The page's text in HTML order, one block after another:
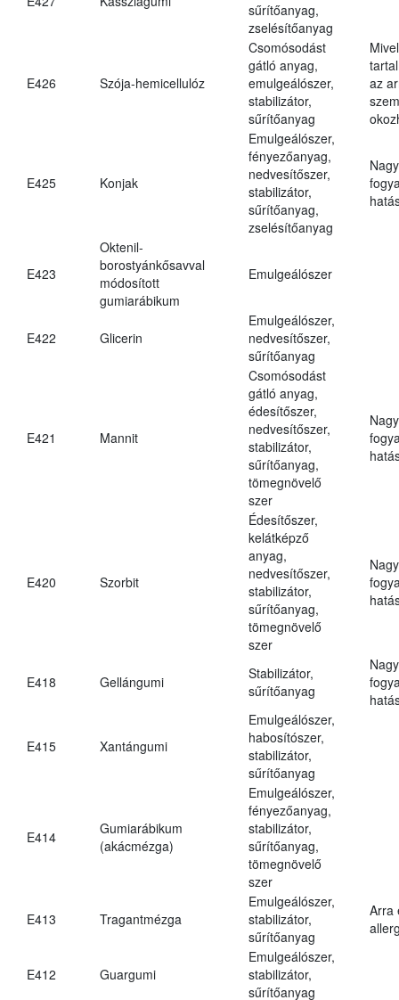
sűrítőanyag,
zselésítőanyag
E426 Szója-hemicellulóz
Csomósodást
gátló anyag,
emulgeálószer,
stabilizátor,
sűrítőanyag
az
E425 Konjak
Emulgeálószer,
fényezőanyag,
nedvesítőszer,
stabilizátor,
sűrítőanyag,
zselésítőanyag
E423
Oktenil-
borostyánkősavval
módosított
gumiarábikum
Emulgeálószer
E422 Glicerin
Emulgeálószer,
nedvesítőszer,
sűrítőanyag
E421 Mannit
Csomósodást
gátló anyag,
édesítőszer,
nedvesítőszer,
stabilizátor,
sűrítőanyag,
tömegnövelő
szer
E420 Szorbit
Édesítőszer,
kelátképző
anyag,
nedvesítőszer,
stabilizátor,
sűrítőanyag,
tömegnövelő
szer
E418 Gellángumi
Stabilizátor,
sűrítőanyag
E415 Xantángumi
Emulgeálószer,
habosítószer,
stabilizátor,
sűrítőanyag
E414
Gumiarábikum
(akácmézga)
Emulgeálószer,
fényezőanyag,
stabilizátor,
sűrítőanyag,
tömegnövelő
szer
E413 Tragantmézga
Emulgeálószer,
stabilizátor,
sűrítőanyag
Arra
E412 Guargumi
Emulgeálószer,
stabilizátor,
sűrítőanyag